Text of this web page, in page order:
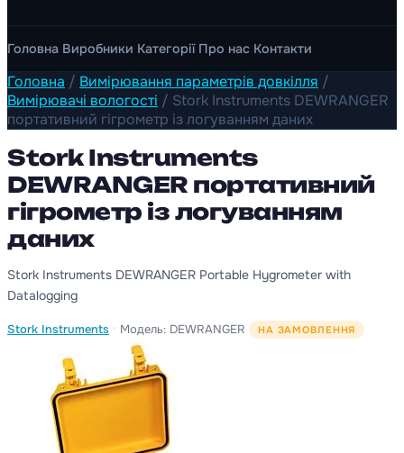
Головна Виробники Категорії Про нас Контакти
Головна / Вимірювання параметрів довкілля /
Вимірювачі вологості / Stork Instruments DEWRANGER
портативний гігрометр із логуванням даних
Stork Instruments
DEWRANGER портативний
гігрометр із логуванням
даних
Stork Instruments DEWRANGER Portable Hygrometer with
Datalogging
Stork Instruments · Модель: DEWRANGER НА ЗАМОВЛЕННЯ